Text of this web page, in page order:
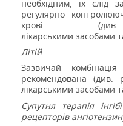
необхідним, їх слід
регулярно
крові
(див.
лікарськими засобами
Літій
Зазвичай
рекомендована (див.
лікарськими засобами
Супутня терапія
рецепторів